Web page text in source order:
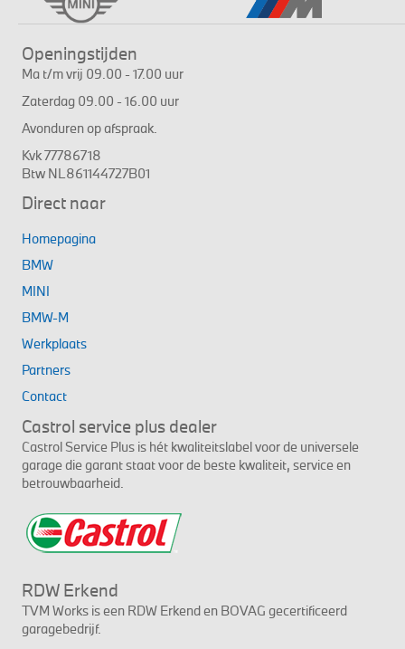
Openingstijden
Ma t/m vrij 09.00 - 17.00 uur
Zaterdag 09.00 - 16.00 uur
Avonduren op afspraak.
Kvk 77786718
Btw NL861144727B01
Direct naar
Homepagina
BMW
MINI
BMW-M
Werkplaats
Partners
Contact
Castrol service plus dealer
Castrol Service Plus is hét kwaliteitslabel voor de universele
garage die garant staat voor de beste kwaliteit, service en
betrouwbaarheid.
RDW Erkend
TVM Works is een RDW Erkend en BOVAG gecertificeerd
garagebedrijf.